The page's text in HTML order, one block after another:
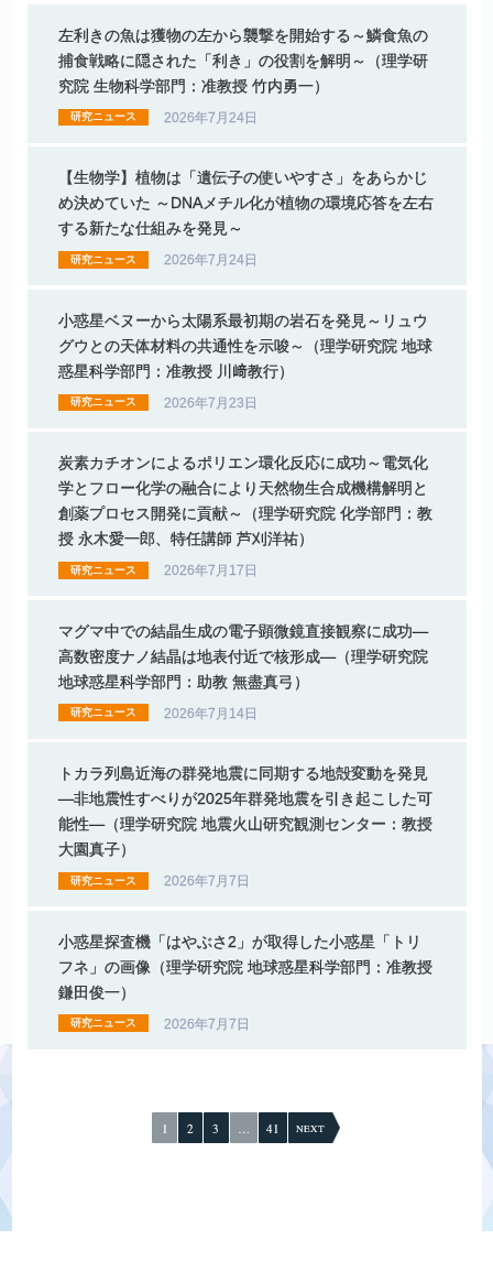
左利きの魚は獲物の左から襲撃を開始する～鱗食魚の
捕食戦略に隠された 「利き」 の役割を解明 ～ （理学研
究院 生物科学部門： 准教授 竹内勇一）
研究ニュース 2026年7月24日
【生物学】 植物は 「遺伝子の使いやすさ」をあらかじ
め決めていた ～DNAメチル化が植物の環境応答を左右
する新たな仕組みを発見～
研究ニュース 2026年7月24日
小惑星ベヌーから太陽系最初期の岩石を発見～ リュウ
グウ との天体材料の共通性を示唆～ （理学研究院 地球
惑星科学部門： 准教授 川 﨑教行）
研究ニュース 2026年7月23日
炭素カチオンによるポリエン環化反応に成功～電気化
学と フロー化学の融合により 天然物生合成機構解明と
創薬プロセス開発に貢献～ （理学研究院 化学部門： 教
授 永木愛一郎、 特任講師 芦刈洋祐）
研究ニュース 2026年7月17日
マグマ中での結晶生成の電子顕微鏡直接観察に成功―
高数密度ナノ結晶は地表付近で核形成―（理学研究院
地球惑星科学部門： 助教 無盡真弓）
研究ニュース 2026年7月14日
トカラ列島近海の群発地震に 同期する地殻変動を発見
―非地震性すべりが2025年群発地震を引き起こした可
能性―（理学研究院 地震火山研究観測センター： 教授
大園真子）
研究ニュース 2026年7月7日
小惑星探査機「はやぶさ2」 が取得した小惑星 「トリ
フネ」 の画像 （理学研究院 地球惑星科学部門： 准教授
鎌田俊一）
研究ニュース 2026年7月7日
り
1 2 3 … 41 NEXT